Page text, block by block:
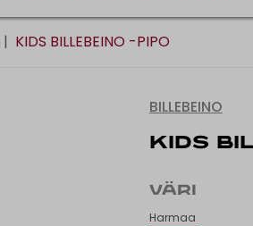
| KIDS BILLEBEINO -PIPO
BILLEBEINO
KIDS
VÄRI
Harmaa